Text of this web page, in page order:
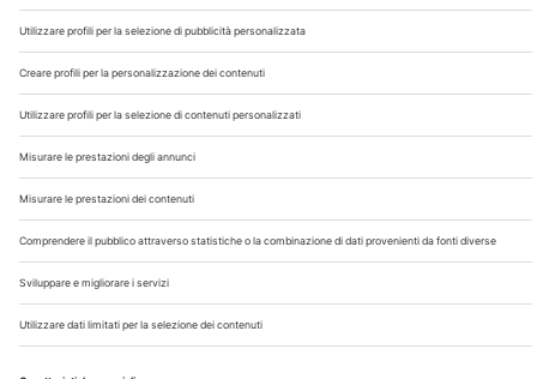
Chi Siamo
Contatti
Note Legali
Privacy